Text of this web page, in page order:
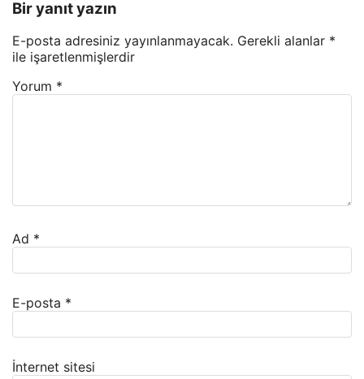
Bir yanıt yazın
E-posta adresiniz yayınlanmayacak. Gerekli alanlar *
ile işaretlenmişlerdir
Yorum *
Ad *
E-posta *
İnternet sitesi